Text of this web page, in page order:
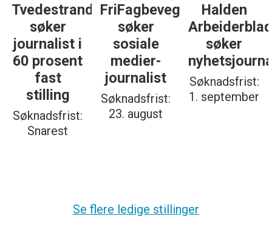
Tvedestrandsposten
søker
journalist i
60 prosent
fast
stilling
Søknadsfrist:
Snarest
FriFagbevegelse
søker
sosiale
medier-
journalist
Søknadsfrist:
23. august
Halden
Arbeiderblad
søker
Søknadsfrist:
1. september
Se flere ledige stillinger